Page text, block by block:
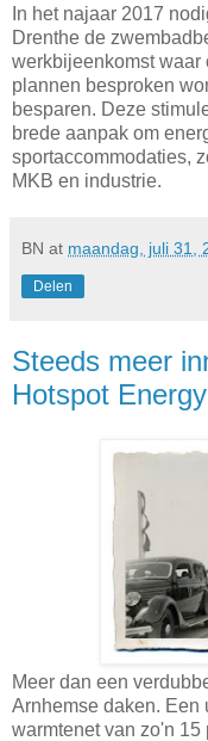
In het najaar 2017
Drenthe de
werkbijeenkomst waar
plannen besproken
besparen. Deze
brede aanpak om
sportaccommodaties,
MKB en industrie.
BN at maandag, juli 31,
Delen
Steeds meer
Hotspot
Meer dan een
Arnhemse daken. Een
warmtenet van zo'n